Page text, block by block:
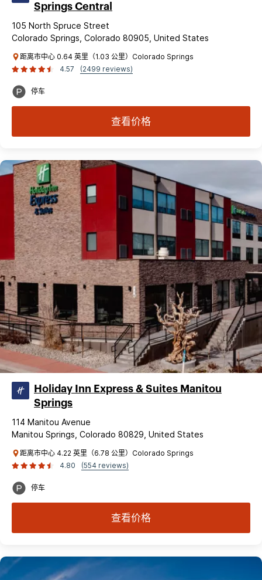
Springs Central
105 North Spruce Street
Colorado Springs, Colorado 80905, United States
距离市中心 0.64 英里（1.03 公里）Colorado Springs
4.57
(2499 reviews)
停车
查看价格
Holiday Inn Express & Suites Manitou
Springs
114 Manitou Avenue
Manitou Springs, Colorado 80829, United States
距离市中心 4.22 英里（6.78 公里）Colorado Springs
4.80
(554 reviews)
停车
查看价格